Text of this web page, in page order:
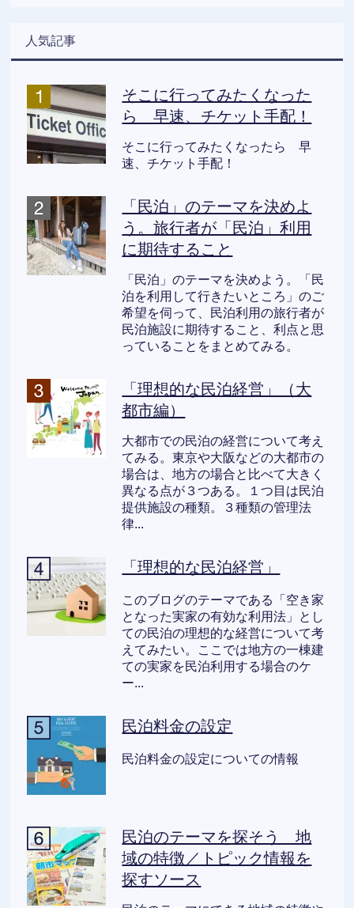
ー
人気記事
そこに行ってみたくなった
ら 早速、チケット手配！
そこに行ってみたくなったら 早
速、チケット手配！
「民泊」のテーマを決めよ
う。旅行者が「民泊」利用
に期待すること
「民泊」のテーマを決めよう。「民
泊を利用して行きたいところ」のご
希望を伺って、民泊利用の旅行者が
民泊施設に期待すること、利点と思
っていることをまとめてみる。
「理想的な民泊経営」（大
都市編）
大都市での民泊の経営について考え
てみる。東京や大阪などの大都市の
場合は、地方の場合と比べて大きく
異なる点が３つある。１つ目は民泊
提供施設の種類。３種類の管理法
律...
「理想的な民泊経営」
このブログのテーマである「空き家
となった実家の有効な利用法」とし
ての民泊の理想的な経営について考
えてみたい。ここでは地方の一棟建
ての実家を民泊利用する場合のケ
ー...
民泊料金の設定
民泊料金の設定についての情報
民泊のテーマを探そう 地
域の特徴／トピック情報を
探すソース